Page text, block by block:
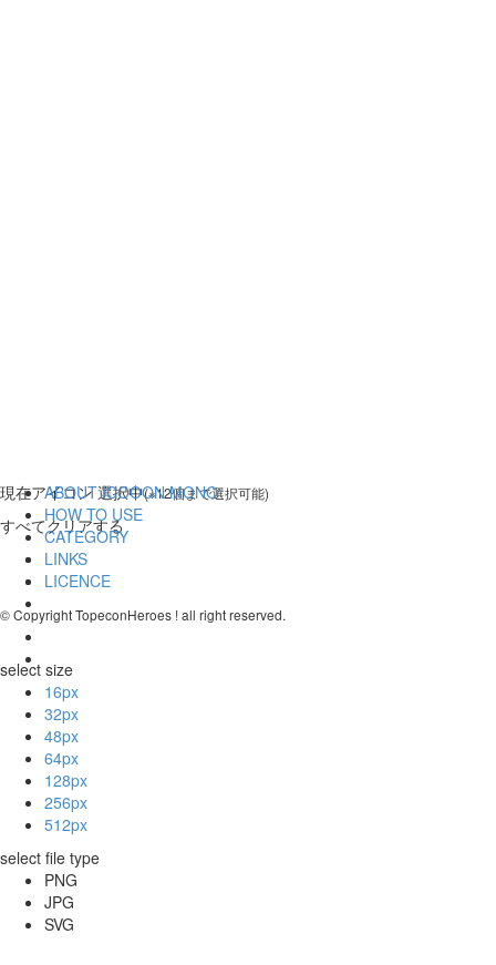
現在アイコン 選択中(※12個まで選択可能)
すべてクリアする
select size
16px
32px
48px
64px
128px
256px
512px
select file type
PNG
JPG
SVG
ABOUT ICOOON MONO
HOW TO USE
CATEGORY
LINKS
LICENCE
© Copyright TopeconHeroes ! all right reserved.